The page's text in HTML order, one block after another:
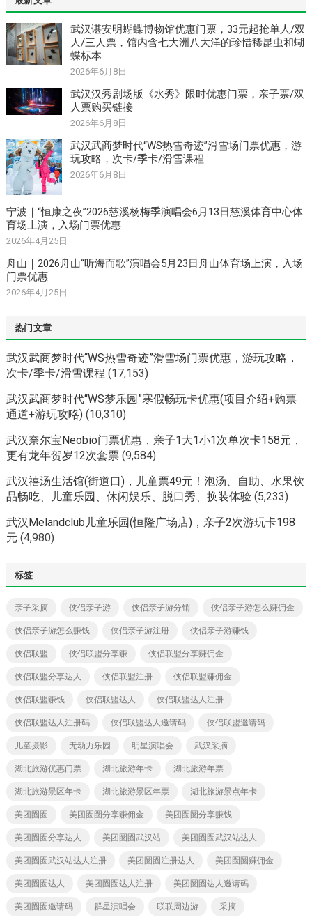
武汉谌安明蝴蝶博物馆优惠门票，33元起抢单人/双
人/三人票，馆内含七大洲八大洋的珍惜稀昆虫和蝴
蝶标本
2026年6月8日
武汉汉秀剧场版《水秀》限时优惠门票，亲子票/双
人票购买链接
2026年6月8日
武汉武商梦时代“WS热雪奇迹”滑雪场门票优惠，游
玩攻略，次卡/季卡/滑雪课程
2026年6月8日
宁波｜“恒康之夜”2026慈溪杨梅季演唱会6月13日慈溪体育中心体
育场上演，入场门票优惠
2026年4月25日
舟山｜2026舟山“听海而歌”演唱会5月23日舟山体育场上演，入场
门票优惠
2026年4月25日
热门文章
武汉武商梦时代“WS热雪奇迹”滑雪场门票优惠，游玩攻略，
次卡/季卡/滑雪课程 (17,153)
武汉武商梦时代“WS梦乐园”寒假畅玩卡优惠(项目介绍+购票
通道+游玩攻略) (10,310)
武汉奈尔宝Neobio门票优惠，亲子1大1小1次单次卡158元，
更有龙年贺岁12次套票 (9,584)
武汉禧汤生活馆(街道口)，儿童票49元！泡汤、自助、水果饮
品畅吃、儿童乐园、休闲娱乐、脱口秀、换装体验 (5,233)
武汉Melandclub儿童乐园(恒隆广场店)，亲子2次游玩卡198
元 (4,980)
标签
亲子采摘 侠侣亲子游 侠侣亲子游分销 侠侣亲子游怎么赚佣金
侠侣亲子游怎么赚钱 侠侣亲子游注册 侠侣亲子游赚钱
侠侣联盟 侠侣联盟分享赚 侠侣联盟分享赚佣金
侠侣联盟分享达人 侠侣联盟注册 侠侣联盟赚佣金
侠侣联盟赚钱 侠侣联盟达人 侠侣联盟达人注册
侠侣联盟达人注册码 侠侣联盟达人邀请码 侠侣联盟邀请码
儿童摄影 无动力乐园 明星演唱会 武汉采摘
湖北旅游优惠门票 湖北旅游年卡 湖北旅游年票
湖北旅游景区年卡 湖北旅游景区年票 湖北旅游景点年卡
美团圈圈 美团圈圈分享赚佣金 美团圈圈分享赚钱
美团圈圈分享达人 美团圈圈武汉站 美团圈圈武汉站达人
美团圈圈武汉站达人注册 美团圈圈注册达人 美团圈圈赚佣金
美团圈圈达人 美团圈圈达人注册 美团圈圈达人邀请码
美团圈圈邀请码 群星演唱会 联联周边游 采摘